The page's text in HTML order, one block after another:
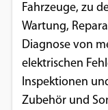
Fahrzeuge, zu
Wartung,
Diagnose von
elektrischen
Inspektionen
Zubehör und